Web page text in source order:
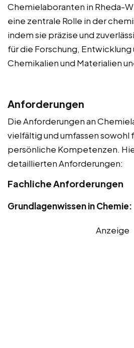
Chemielaboranten in Rheda-
eine zentrale Rolle in der
indem sie präzise und
für die Forschung,
Chemikalien und Materialien
Anforderungen
Die Anforderungen an
vielfältig und umfassen sowohl
persönliche Kompetenzen.
detaillierten Anforderungen:
Fachliche Anforderungen
Grundlagenwissen in Chemie:
Anzeige